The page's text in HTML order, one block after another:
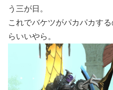
う三が日。
これでバケツがパカパカす
らいいやら。